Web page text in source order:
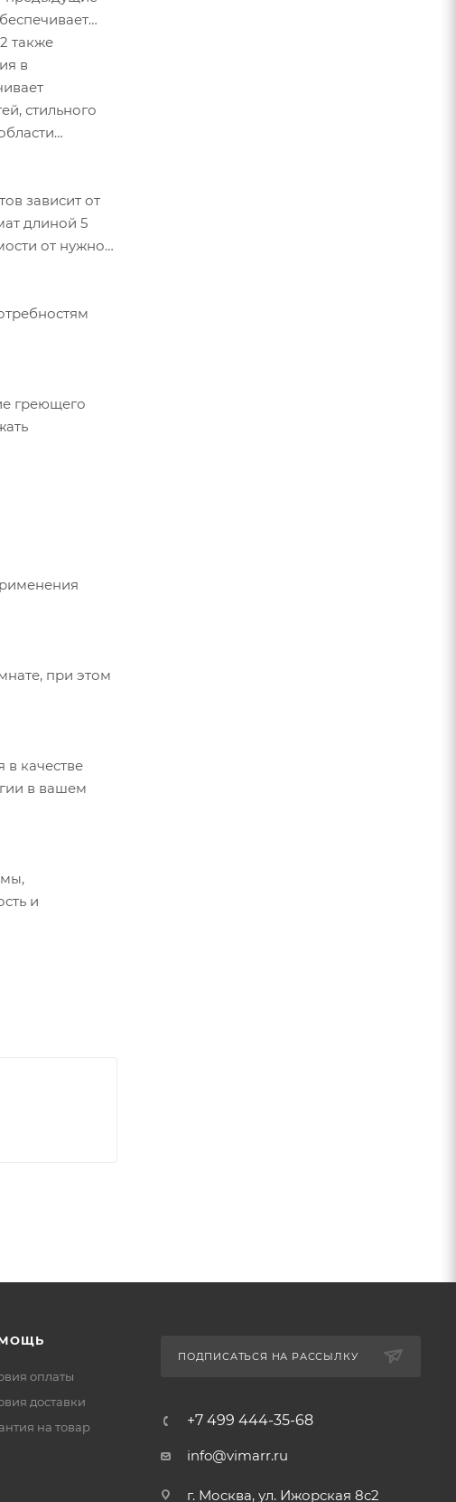
также
в
стильного
зависит от
длиной 5
от нужной
греющего
при этом
качестве
в вашем
и
оплаты
доставки
на товар
ПОДПИСАТЬСЯ НА РАССЫЛКУ
+7 499 444-35-68
info@vimarr.ru
г. Москва, ул. Ижорская 8с2